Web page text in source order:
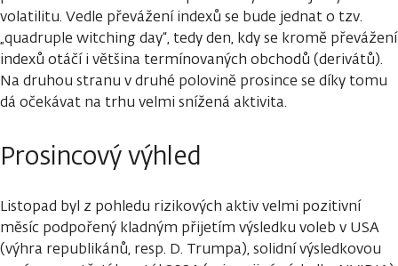
volatilitu. Vedle převážení indexů se bude jednat o tzv.
„quadruple witching day“, tedy den, kdy se kromě převážení
indexů otáčí i většina termínovaných obchodů (derivátů).
Na druhou stranu v druhé polovině prosince se díky tomu
dá očekávat na trhu velmi snížená aktivita.
Prosincový výhled
Listopad byl z pohledu rizikových aktiv velmi pozitivní
měsíc podpořený kladným přijetím výsledku voleb v USA
(výhra republikánů, resp. D. Trumpa), solidní výsledkovou